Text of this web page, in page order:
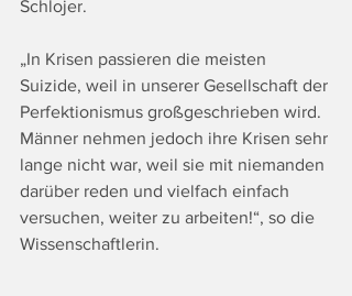
Schlojer.
„In Krisen passieren die meisten
Suizide, weil in unserer Gesellschaft der
Perfektionismus großgeschrieben wird.
Männer nehmen jedoch ihre Krisen sehr
lange nicht war, weil sie mit niemanden
darüber reden und vielfach einfach
versuchen, weiter zu arbeiten!“, so die
Wissenschaftlerin.